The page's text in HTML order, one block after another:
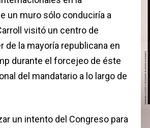
un muro sólo conduciría a
visitó un centro de
la mayoría republicana en
durante el forcejeo de éste
del mandatario a lo largo de
un intento del Congreso para